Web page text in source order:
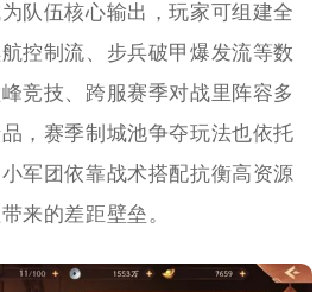
队伍核心输出，玩家可组建全
控制流、步兵破甲爆发流等数
竞技、跨服赛季对战里阵容多
，赛季制城池争夺玩法也依托
军团依靠战术搭配抗衡高资源
来的差距壁垒。